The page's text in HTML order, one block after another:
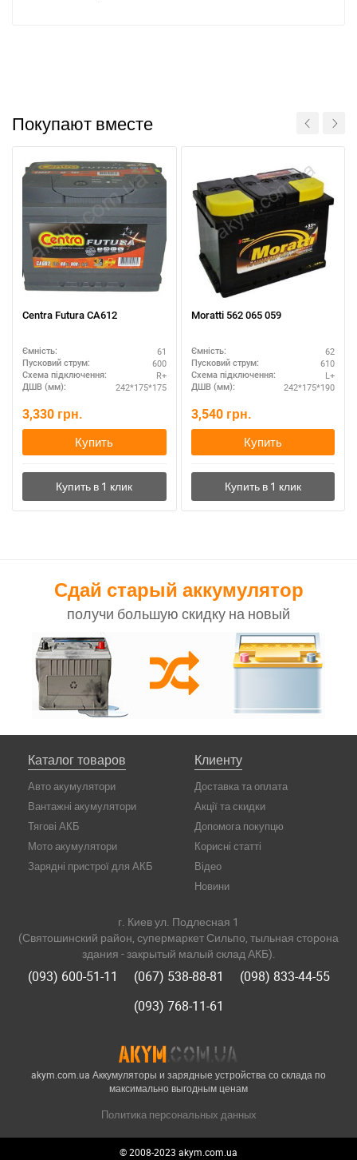
Покупают вместе
Centra Futura CA612
Ємність: 61
Пусковий струм: 600
Схема підключення: R+
ДШВ (мм): 242*175*175
3,330 грн.
Купить
Moratti 562 065 059
Ємність: 62
Пусковий струм: 610
Схема підключення: L+
ДШВ (мм): 242*175*190
3,540 грн.
Купить
Сдай старый аккумулятор
получи большую скидку на новый
akym.com.ua Аккумуляторы и зарядные устройства со склада по
максимально выгодным ценам
Политика персональных данных
Каталог товаров
Авто акумулятори
Вантажні акумулятори
Тягові АКБ
Мото акумулятори
Зарядні пристрої для АКБ
Клиенту
Доставка та оплата
Акції та скидки
Допомога покупцю
Корисні статті
Відео
Новини
г. Киев ул. Подлесная 1
(Святошинский район, супермаркет Сильпо, тыльная сторона
здания - закрытый малый склад АКБ).
(093) 600-51-11 (067) 538-88-81
(098) 833-44-55
(093) 768-11-61
© 2008-2023 akym.com.ua